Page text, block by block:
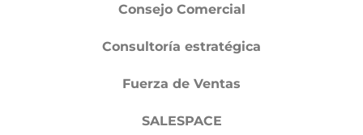
Consejo Comercial
Consultoría estratégica
Fuerza de Ventas
SALESPACE